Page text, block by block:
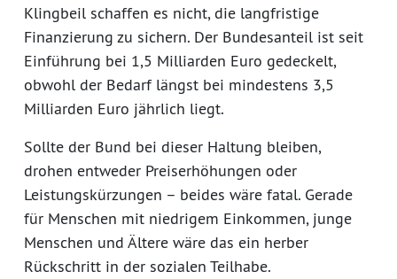
Klingbeil schaffen es nicht, die langfristige
Finanzierung zu sichern. Der Bundesanteil ist seit
Einführung bei 1,5 Milliarden Euro gedeckelt,
obwohl der Bedarf längst bei mindestens 3,5
Milliarden Euro jährlich liegt.
Sollte der Bund bei dieser Haltung bleiben,
drohen entweder Preiserhöhungen oder
Leistungskürzungen – beides wäre fatal. Gerade
für Menschen mit niedrigem Einkommen, junge
Menschen und Ältere wäre das ein herber
Rückschritt in der sozialen Teilhabe.